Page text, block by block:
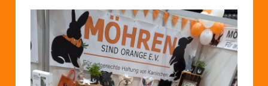
Video-
Player